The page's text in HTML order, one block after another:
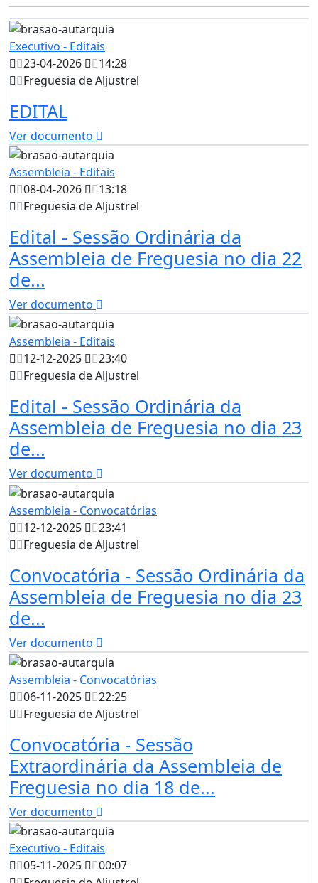
Executivo - Editais
23-04-2026
14:28
Freguesia de Aljustrel
EDITAL
Ver documento
Assembleia - Editais
08-04-2026
13:18
Freguesia de Aljustrel
Edital - Sessão Ordinária da
Assembleia de Freguesia no dia 22
de...
Ver documento
Assembleia - Editais
12-12-2025
23:40
Freguesia de Aljustrel
Edital - Sessão Ordinária da
Assembleia de Freguesia no dia 23
de...
Ver documento
Assembleia - Convocatórias
12-12-2025
23:41
Freguesia de Aljustrel
Convocatória - Sessão Ordinária da
Assembleia de Freguesia no dia 23
de...
Ver documento
Assembleia - Convocatórias
06-11-2025
22:25
Freguesia de Aljustrel
Convocatória - Sessão
Extraordinária da Assembleia de
Freguesia no dia 18 de...
Ver documento
Executivo - Editais
05-11-2025
00:07